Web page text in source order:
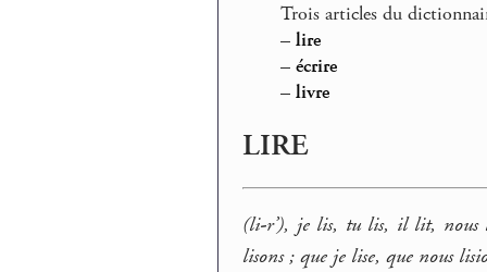
Trois articles du
– lire
– écrire
– livre
LIRE
(li-r’), je lis, tu lis, il lit, nous
lisons ; que je lise, que nous